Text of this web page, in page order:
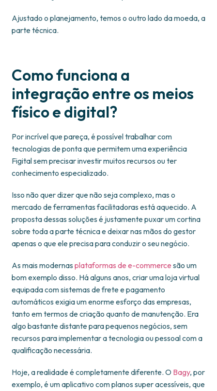
Ajustado o planejamento, temos o outro lado da moeda, a
parte técnica.
Como funciona a
integração entre os meios
físico e digital?
Por incrível que pareça, é possível trabalhar com
tecnologias de ponta que permitem uma experiência
Figital sem precisar investir muitos recursos ou ter
conhecimento especializado.
Isso não quer dizer que não seja complexo, mas o
mercado de ferramentas facilitadoras está aquecido. A
proposta dessas soluções é justamente puxar um cortina
sobre toda a parte técnica e deixar nas mãos do gestor
apenas o que ele precisa para conduzir o seu negócio.
As mais modernas plataformas de e-commerce são um
bom exemplo disso. Há alguns anos, criar uma loja virtual
equipada com sistemas de frete e pagamento
automáticos exigia um enorme esforço das empresas,
tanto em termos de criação quanto de manutenção. Era
algo bastante distante para pequenos negócios, sem
recursos para implementar a tecnologia ou pessoal com a
qualificação necessária.
Hoje, a realidade é completamente diferente. O Bagy, por
exemplo, é um aplicativo com planos super acessíveis, que